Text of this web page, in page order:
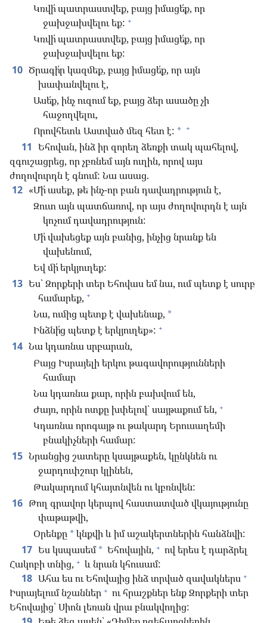
Կռվի՛ պատրաստվեք, բայց իմացե՛ք, որ
ջախջախվելու եք: +
Կռվի՛ պատրաստվեք, բայց իմացե՛ք, որ
ջախջախվելու եք:
10 Ծրագի՛ր կազմեք, բայց իմացե՛ք, որ այն
խափանվելու է,
Ասե՛ք, ինչ ուզում եք, բայց ձեր ասածը չի
հաջողվելու,
Որովհետև Աստված մեզ հետ է: * +
11 Եհովան, ինձ իր զորեղ ձեռքի տակ պահելով,
զգուշացրեց, որ չբռնեմ այն ուղին, որով այս
ժողովուրդն է գնում: Նա ասաց.
12 «Մի՛ ասեք, թե ինչ-որ բան դավադրություն է,
Զուտ այն պատճառով, որ այս ժողովուրդն է այն
կոչում դավադրություն:
Մի՛ վախեցեք այն բանից, ինչից նրանք են
վախենում,
Եվ մի՛ երկյուղեք:
13 Ես՝ Զորքերի տեր Եհովաս եմ նա, ում պետք է սուրբ
համարեք, +
Նա, ումից պետք է վախենաք, *
Ինձնի՛ց պետք է երկյուղեք»: +
14 Նա կդառնա սրբարան,
Բայց Իսրայելի երկու թագավորությունների
համար
Նա կդառնա քար, որին բախվում են,
Ժայռ, որին ոտքը խփելով՝ սայթաքում են, +
Կդառնա որոգայթ ու թակարդ Երուսաղեմի
բնակիչների համար:
15 Նրանցից շատերը կսայթաքեն, կընկնեն ու
ջարդուփշուր կլինեն,
Թակարդում կհայտնվեն ու կբռնվեն:
16 Թող գրավոր կերպով հաստատված վկայությունը
փաթաթվի,
Օրենքը *կնքվի և իմ աշակերտներին հանձնվի:
17 Ես կսպասեմ * Եհովային, + ով երես է դարձրել
Հակոբի տնից, + և նրան կհուսամ:
18 Ահա ես ու Եհովայից ինձ տրված զավակներս +
Իսրայելում նշաններ + ու հրաշքներ ենք Զորքերի տեր
Եհովայից՝ Սիոն լեռան վրա բնակվողից: